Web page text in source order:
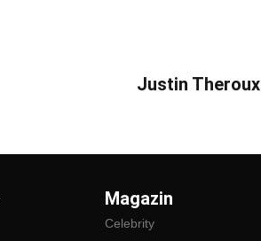
Justin Theroux
Magazin
Celebrity